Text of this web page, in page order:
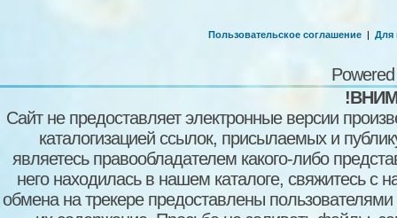
Пользовательское соглашение | Для
Сайт не предоставляет электронные версии
каталогизацией ссылок, присылаемых и
являетесь правообладателем какого-либо
него находилась в нашем каталоге, свяжитесь
обмена на трекере предоставлены пользователями